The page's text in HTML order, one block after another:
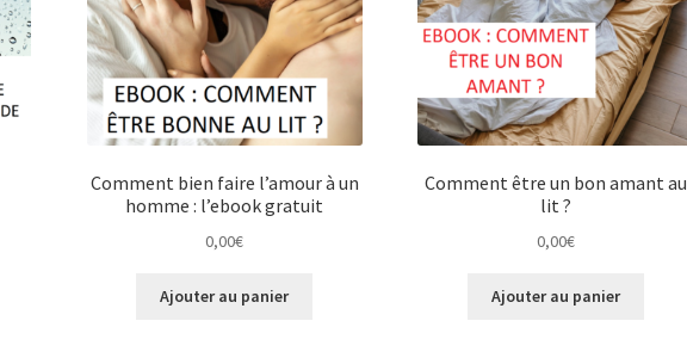
Comment bien faire l’amour à un
homme : l’ebook gratuit
0,00€
Ajouter au panier
Comment être un bon amant au
lit ?
0,00€
Ajouter au panier